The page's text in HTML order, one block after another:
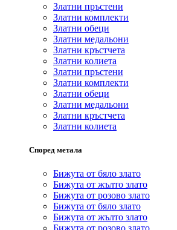
Златни пръстени
Златни комплекти
Златни обеци
Златни медальони
Златни кръстчета
Златни колиета
Златни пръстени
Златни комплекти
Златни обеци
Златни медальони
Златни кръстчета
Златни колиета
Според метала
Бижута от бяло злато
Бижута от жълто злато
Бижута от розово злато
Бижута от бяло злато
Бижута от жълто злато
Бижута от розово злато